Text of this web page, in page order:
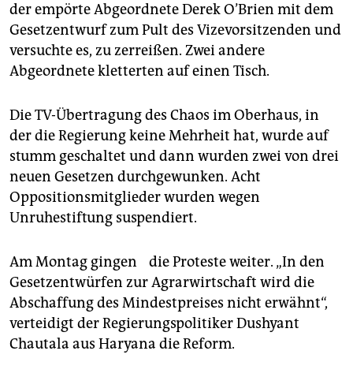
der empörte Abgeordnete Derek O’Brien mit dem
Gesetzentwurf zum Pult des Vizevorsitzenden und
versuchte es, zu zerreißen. Zwei andere
Abgeordnete kletterten auf einen Tisch.
Die TV-Übertragung des Chaos im Oberhaus, in
der die Regierung keine Mehrheit hat, wurde auf
stumm geschaltet und dann wurden zwei von drei
neuen Gesetzen durchgewunken. Acht
Oppositionsmitglieder wurden wegen
Unruhestiftung suspendiert.
Am Montag gingen die Proteste weiter. „In den
Gesetzentwürfen zur Agrarwirtschaft wird die
Abschaffung des Mindestpreises nicht erwähnt“,
verteidigt der Regierungspolitiker Dushyant
Chautala aus Haryana die Reform.